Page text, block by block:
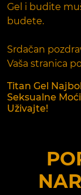
Gel i budite
budete.
Srdačan
Vaša stranica
Titan Gel
Seksualne
Uživajte!